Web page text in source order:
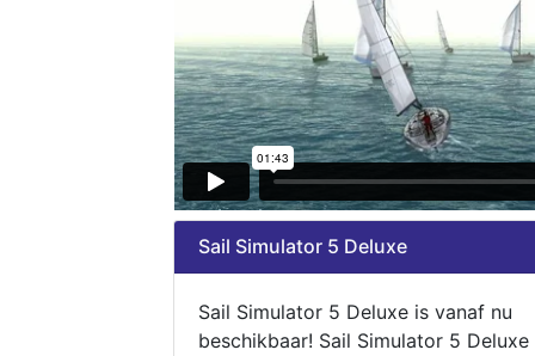
Sail Simulator 5 Deluxe
Sail Simulator 5 Deluxe is vanaf nu
beschikbaar! Sail Simulator 5